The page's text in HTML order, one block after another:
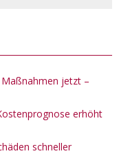
jetzt –
erhöht
schneller